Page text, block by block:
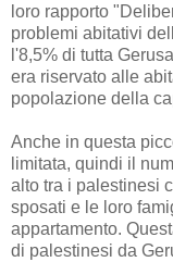
loro rapporto
problemi abitativi
l'8,5% di tutta
era riservato alle
popolazione della
Anche in questa
limitata, quindi il
alto tra i palestinesi
sposati e le loro
appartamento.
di palestinesi da